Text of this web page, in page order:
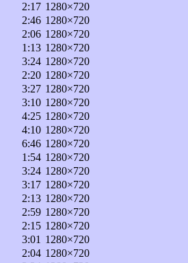
2:17 1280×720
2:46 1280×720
2:06 1280×720
1:13 1280×720
3:24 1280×720
2:20 1280×720
3:27 1280×720
3:10 1280×720
4:25 1280×720
4:10 1280×720
6:46 1280×720
1:54 1280×720
3:24 1280×720
3:17 1280×720
2:13 1280×720
2:59 1280×720
2:15 1280×720
3:01 1280×720
2:04 1280×720